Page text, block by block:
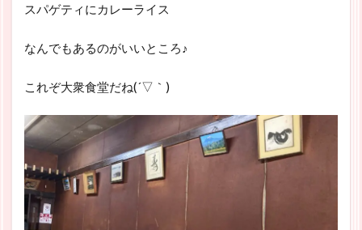
スパゲティにカレーライス
なんでもあるのがいいところ♪
これぞ大衆食堂だね(´▽｀)